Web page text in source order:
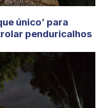
único’ para
penduricalhos